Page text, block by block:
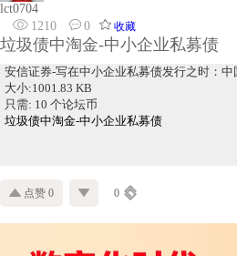
lct0704
1210
0 收藏
垃圾债中淘金-中小企业私募债
安信证券-写在中小企业私募债发行之时：
大小:1001.83 KB
只需: 10 个论坛币
垃圾债中淘金-中小企业私募债
点赞 0 0